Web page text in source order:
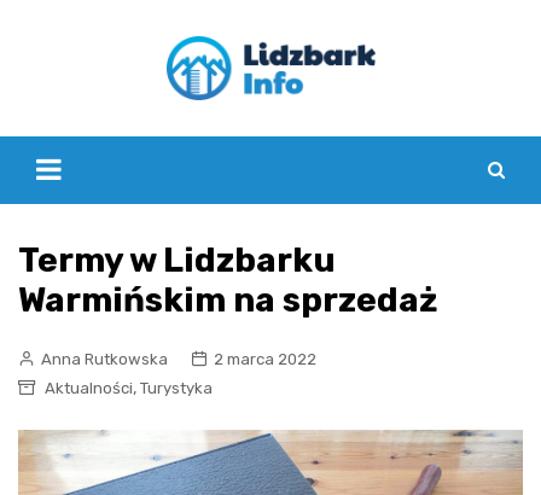
Termy w Lidzbarku
Warmińskim na sprzedaż
Anna Rutkowska
2 marca 2022
Aktualności, Turystyka